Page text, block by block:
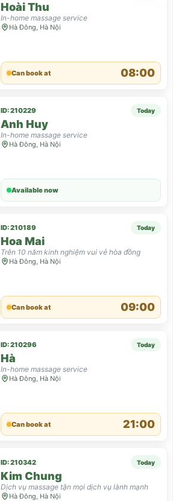
Hoài Thu
In-home massage service
Hà Đông, Hà Nội
Can book at 08:00
ID: 210229 Today
Anh Huy
In-home massage service
Hà Đông, Hà Nội
Available now
ID: 210189 Today
Hoa Mai
Trên 10 năm kinh nghiệm vui vẻ hòa đồng
Hà Đông, Hà Nội
Can book at 09:00
ID: 210296 Today
Hà
In-home massage service
Hà Đông, Hà Nội
Can book at 21:00
ID: 210342 Today
Kim Chung
Dịch vụ massage tận mọi dịch vụ lành mạnh
Hà Đông, Hà Nội